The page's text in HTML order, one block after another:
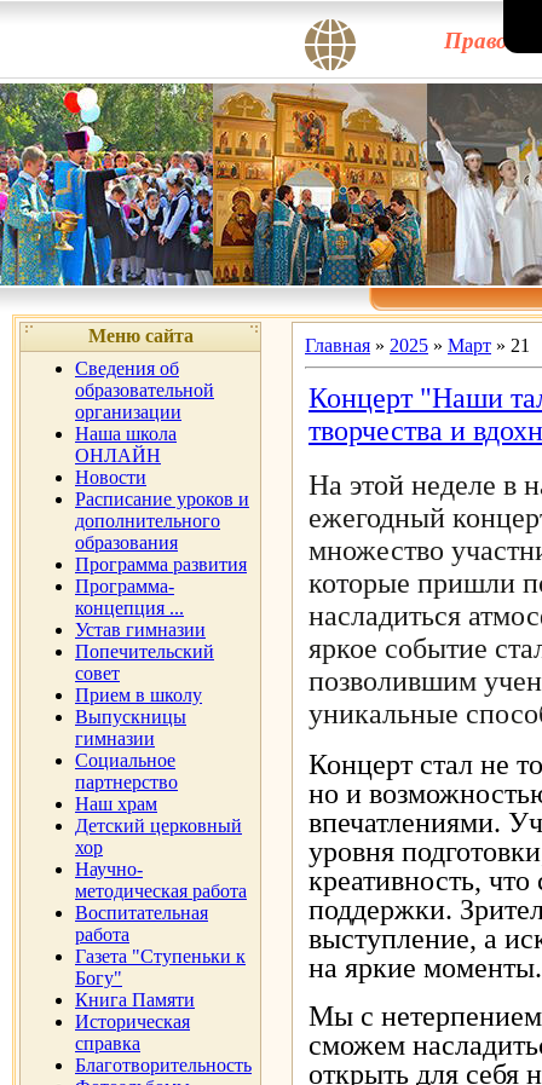
Меню сайта
Сведения об
образовательной
организации
Наша школа
ОНЛАЙН
Новости
Расписание уроков и
дополнительного
образования
Программа развития
Программа-
концепция ...
Устав гимназии
Попечительский
совет
Прием в школу
Выпускницы
гимназии
Социальное
партнерство
Наш храм
Детский церковный
хор
Научно-
методическая работа
Воспитательная
работа
Газета "Ступеньки к
Богу"
Книга Памяти
Историческая
справка
Благотворительность
Главная » 2025 » Март » 21
Концерт "Наши
творчества и
На этой неделе в
ежегодный
множество
которые пришли
насладиться
яркое событие
позволившим
уникальные
Концерт стал не
но и
впечатлениями.
уровня
креативность,
поддержки.
выступление, а
на яркие моменты.
Мы с
сможем
открыть для себя